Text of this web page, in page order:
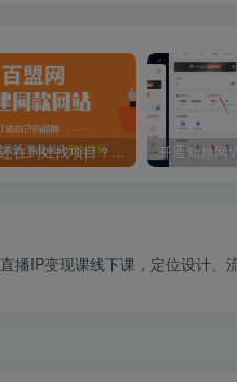
你还在到处找项目？还在当韭菜？我靠卖项目一个月收入5万+，曾经我也是个失败者。
直播IP变现课线下课，定位设计、